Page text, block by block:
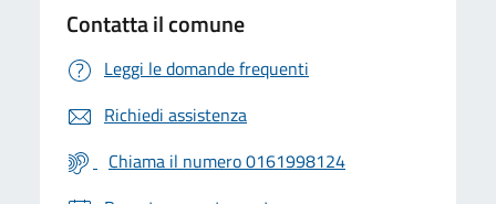
Contatta il comune
Leggi le domande frequenti
Richiedi assistenza
Chiama il numero 0161998124